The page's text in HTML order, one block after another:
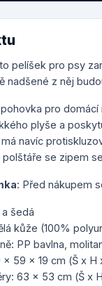
pelíšek pro psy
nadšené z něj
pro
plyše a
navíc
polštáře se zipem
: Před nákupem
šedá
kůže (100%
PP bavlna,
x 59 x 19 cm (Š x H
63 x 53 cm (Š x